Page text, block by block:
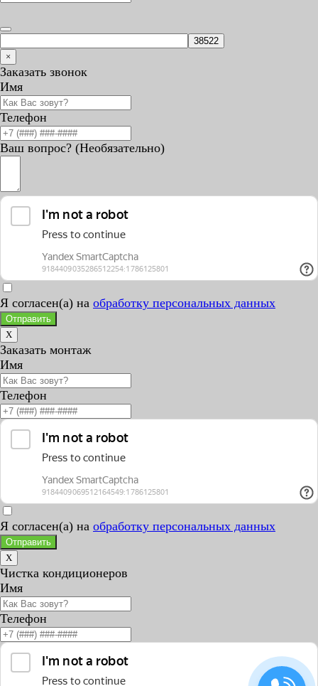
×
Заказать звонок
Имя
Телефон
Ваш вопрос? (Необязательно)
Я согласен(а) на обработку персональных данных
Отправить
X
Заказать монтаж
Имя
Телефон
Я согласен(а) на обработку персональных данных
Отправить
X
Чистка кондиционеров
Имя
Телефон